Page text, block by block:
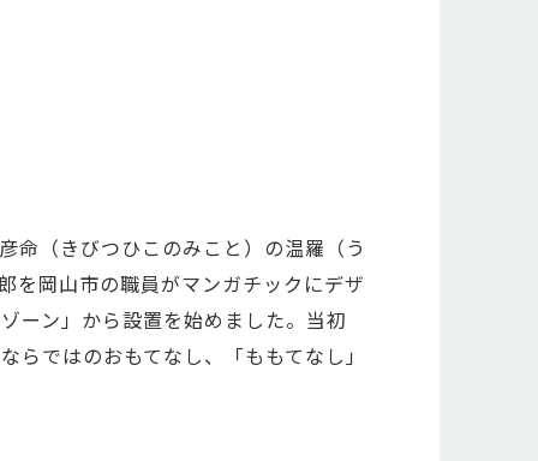
命（きびつひこのみこと）の温羅（う
を岡山市の職員がマンガチックにデザ
ーン」から設置を始めました。当初
ではのおもてなし、「ももてなし」